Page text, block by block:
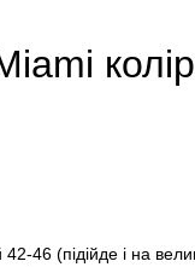
42-46 (підійде і на